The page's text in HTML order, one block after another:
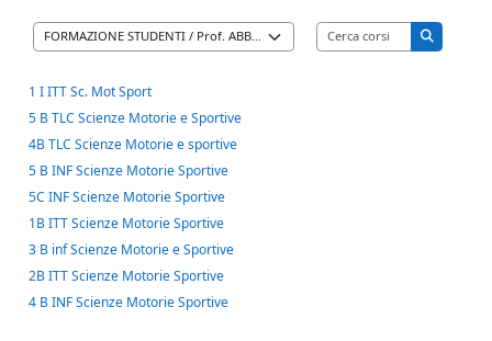
Categorie di corso
Cerca corsi
Cerca
1 I ITT Sc. Mot Sport
5 B TLC Scienze Motorie e Sportive
4B TLC Scienze Motorie e sportive
5 B INF Scienze Motorie Sportive
5C INF Scienze Motorie Sportive
1B ITT Scienze Motorie Sportive
3 B inf Scienze Motorie e Sportive
2B ITT Scienze Motorie Sportive
4 B INF Scienze Motorie Sportive